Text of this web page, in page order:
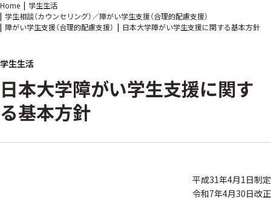
Home
学生生活
学生相談（カウンセリング）／障がい学生支援（合理的配慮支援）
障がい学生支援（合理的配慮支援）
日本大学障がい学生支援に関する基本方針
学生生活
日本大学障がい学生支援に関す
る基本方針
平成31年4月1日制定
令和7年4月30日改正